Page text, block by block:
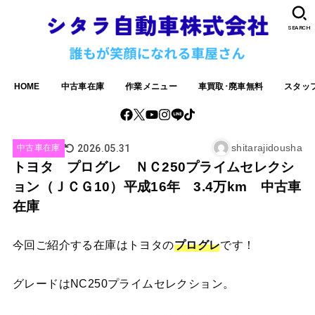
HOME 中古車在庫 作業メニュー 車買取･廃車無料 スタッ
SEARCH
中古車在庫 2026.05.31 shitarajidousha
トヨタ プログレ ＮＣ250プライムセレクシ
ョン（ＪＣＧ10）平成16年 3.4万km 中古車
在庫
今回ご紹介する在庫はトヨタのプログレです！
グレードはNC250プライムセレクション。